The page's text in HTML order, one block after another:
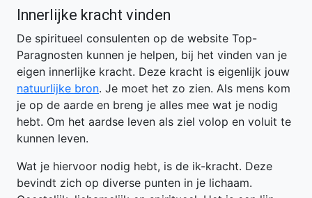
Innerlijke kracht vinden
De spiritueel consulenten op de website Top-
Paragnosten kunnen je helpen, bij het vinden van je
eigen innerlijke kracht. Deze kracht is eigenlijk jouw
natuurlijke bron. Je moet het zo zien. Als mens kom
je op de aarde en breng je alles mee wat je nodig
hebt. Om het aardse leven als ziel volop en voluit te
kunnen leven.
Wat je hiervoor nodig hebt, is de ik-kracht. Deze
bevindt zich op diverse punten in je lichaam.